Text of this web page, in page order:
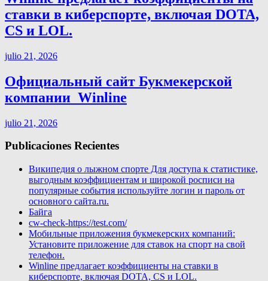
ставки в киберспорте, включая DOTA,
CS и LOL.
julio 21, 2026
Официальный сайт Букмекерской
компании ️ Winline
julio 21, 2026
Publicaciones Recientes
Википедия о лыжном спорте Для доступа к статистике,
выгодным коэффициентам и широкой росписи на
популярные события используйте логин и пароль от
основного сайта.ru.
Байга
cw-check-https://test.com/
Мобильные приложения букмекерских компаний:
Установите приложение для ставок на спорт на свой
телефон.
Winline предлагает коэффициенты на ставки в
киберспорте, включая DOTA, CS и LOL.